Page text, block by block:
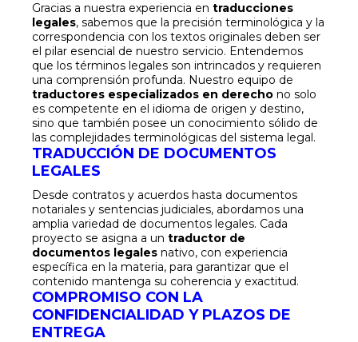
Gracias a nuestra experiencia en traducciones
legales, sabemos que la precisión terminológica y la
correspondencia con los textos originales deben ser
el pilar esencial de nuestro servicio. Entendemos
que los términos legales son intrincados y requieren
una comprensión profunda. Nuestro equipo de
traductores especializados en derecho no solo
es competente en el idioma de origen y destino,
sino que también posee un conocimiento sólido de
las complejidades terminológicas del sistema legal.
TRADUCCIÓN DE DOCUMENTOS
LEGALES
Desde contratos y acuerdos hasta documentos
notariales y sentencias judiciales, abordamos una
amplia variedad de documentos legales. Cada
proyecto se asigna a un traductor de
documentos legales nativo, con experiencia
específica en la materia, para garantizar que el
contenido mantenga su coherencia y exactitud.
COMPROMISO CON LA
CONFIDENCIALIDAD Y PLAZOS DE
ENTREGA